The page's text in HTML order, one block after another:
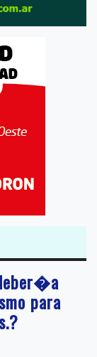
para